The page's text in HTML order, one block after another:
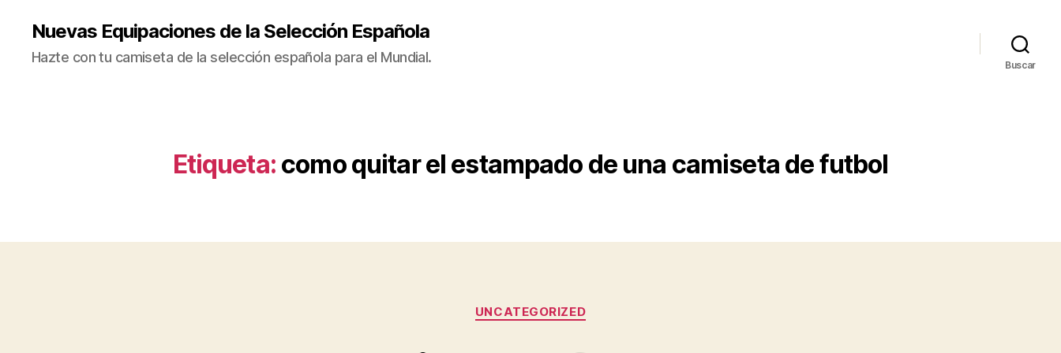
Nuevas Equipaciones de la Selección Española
Hazte con tu camiseta de la selección española para el Mundial. Buscar
Etiqueta: como quitar el estampado de una camiseta de futbol
Categorías
UNCATEGORIZED